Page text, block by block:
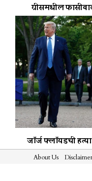
ग्रीसमधील
जॉर्ज फ्लॉयडची
About Us Disclaimer